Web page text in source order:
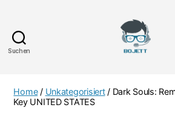
Suchen
Home/ Unkategorisiert/ Dark Souls:
Key UNITED STATES